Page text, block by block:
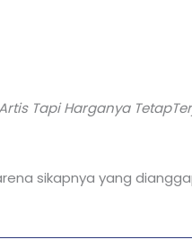
Tapi Harganya
sikapnya yang